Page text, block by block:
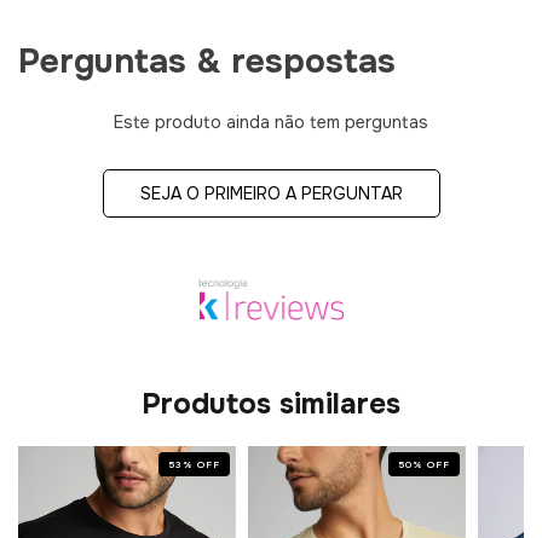
Perguntas & respostas
Este produto ainda não tem perguntas
SEJA O PRIMEIRO A PERGUNTAR
Produtos similares
53 %OFF 50 %OFF